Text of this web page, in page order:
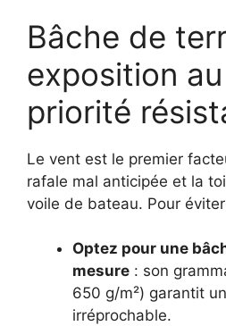
Bâche de
exposition
priorité
Le vent est le premier
rafale mal anticipée et la
voile de bateau. Pour
Optez pour une
mesure : son
650 g/m²) garantit
irréprochable.